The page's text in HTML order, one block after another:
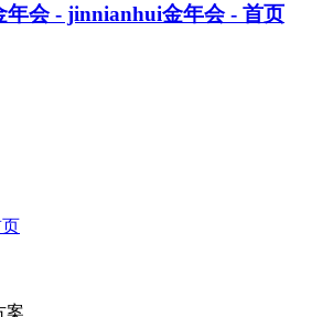
会 - jinnianhui金年会 - 首页
案